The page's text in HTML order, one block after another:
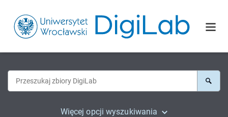
Więcej opcji wyszukiwania